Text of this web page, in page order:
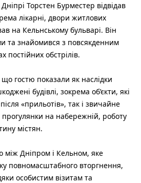
Торстен Бурместер відвідав
лікарні, двори житлових
на Кельнському бульварі. Він
та знайомився з повсякденним
постійних обстрілів.
гостю показали як наслідки
будівлі, зокрема об’єкти, які
«прильотів», так і звичайне
прогулянки на набережній, роботу
містян.
між Дніпром і Кельном, яке
повномасштабного вторгнення,
особистим візитам та